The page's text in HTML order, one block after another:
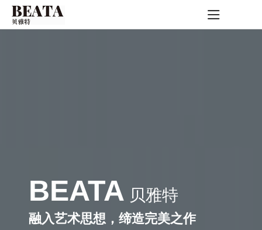
BEATA 贝雅特
融入艺术思想，缔造完美之作